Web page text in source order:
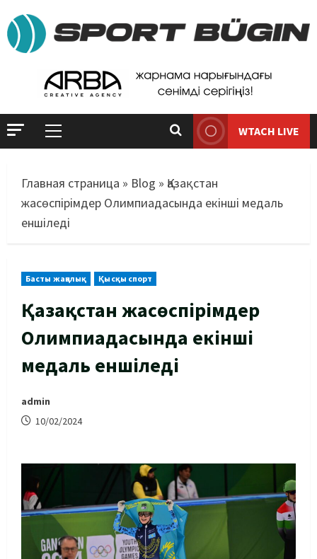
WTACH LIVE
Главная страница » Blog » Қазақстан
жасөспірімдер Олимпиадасында екінші медаль
еншіледі
Басты жаңалық Қысқы спорт
Қазақстан жасөспірімдер
Олимпиадасында екінші
медаль еншіледі
admin
10/02/2024